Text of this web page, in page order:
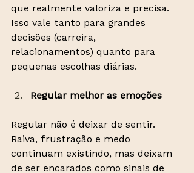
que realmente valoriza e precisa.
Isso vale tanto para grandes
decisões (carreira,
relacionamentos) quanto para
pequenas escolhas diárias.
Regular melhor as emoções
Regular não é deixar de sentir.
Raiva, frustração e medo
continuam existindo, mas deixam
de ser encarados como sinais de